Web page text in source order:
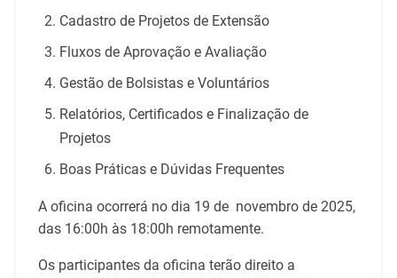
Cadastro de Projetos de Extensão
Fluxos de Aprovação e Avaliação
Gestão de Bolsistas e Voluntários
Relatórios, Certificados e Finalização de
Projetos
Boas Práticas e Dúvidas Frequentes
A oficina ocorrerá no dia 19 de novembro de 2025,
das 16:00h às 18:00h remotamente.
Os participantes da oficina terão direito a